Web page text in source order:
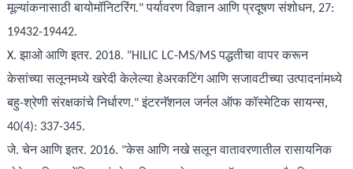
मूल्यांकनासाठी बायोमॉनिटरिंग." पर्यावरण विज्ञान आणि प्रदूषण संशोधन, 27:
19432-19442.
X. झाओ आणि इतर. 2018. "HILIC LC-MS/MS पद्धतीचा वापर करून
केसांच्या सलूनमध्ये खरेदी केलेल्या हेअरकटिंग आणि सजावटीच्या उत्पादनांमध्ये
बहु-श्रेणी संरक्षकांचे निर्धारण." इंटरनॅशनल जर्नल ऑफ कॉस्मेटिक सायन्स,
40(4): 337-345.
जे. चेन आणि इतर. 2016. "केस आणि नखे सलून वातावरणातील रासायनिक